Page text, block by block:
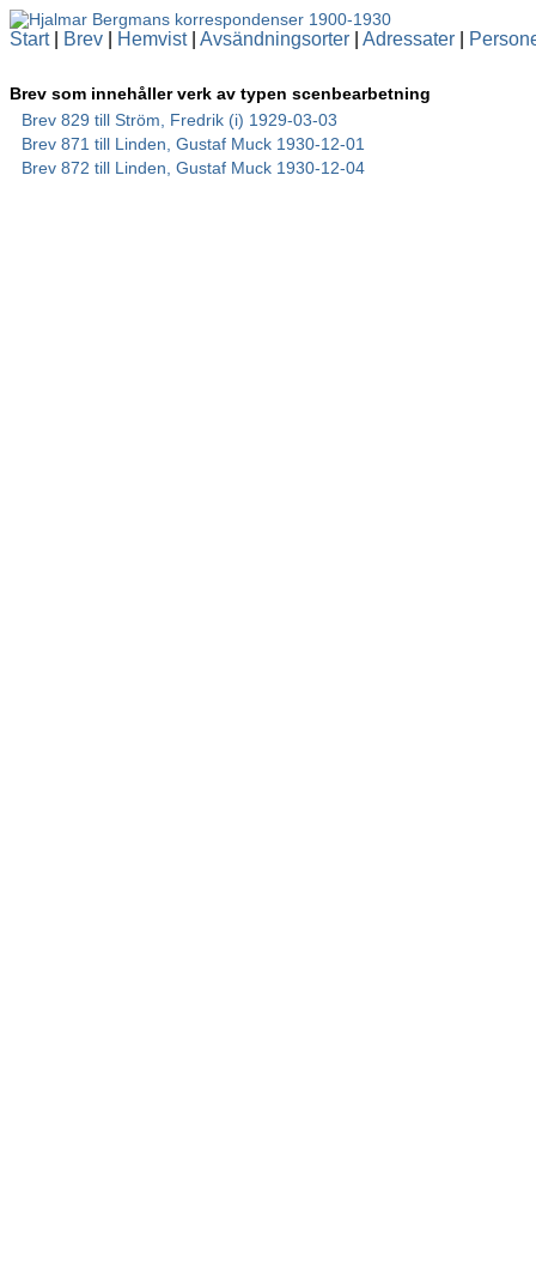
Start| Brev Hemvist| Avsändningsorter Adressater
Brev som innehåller verk av typen scenbearbetning
Brev 829 till Ström, Fredrik (i) 1929-03-03
Brev 871 till Linden, Gustaf Muck 1930-12-01
Brev 872 till Linden, Gustaf Muck 1930-12-04